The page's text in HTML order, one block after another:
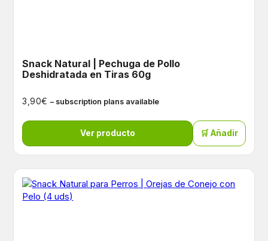
Snack Natural | Pechuga de Pollo
Deshidratada en Tiras 60g
3,90€ – subscription plans available
Ver producto 🛒 Añadir